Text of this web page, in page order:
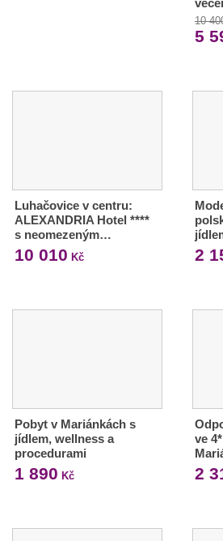
10
5
Luhačovice v centru:
ALEXANDRIA Hotel ****
s neomezeným…
10 010 Kč 2
Pobyt v Mariánkách s
jídlem, wellness a
procedurami
1 890 Kč
ve
2